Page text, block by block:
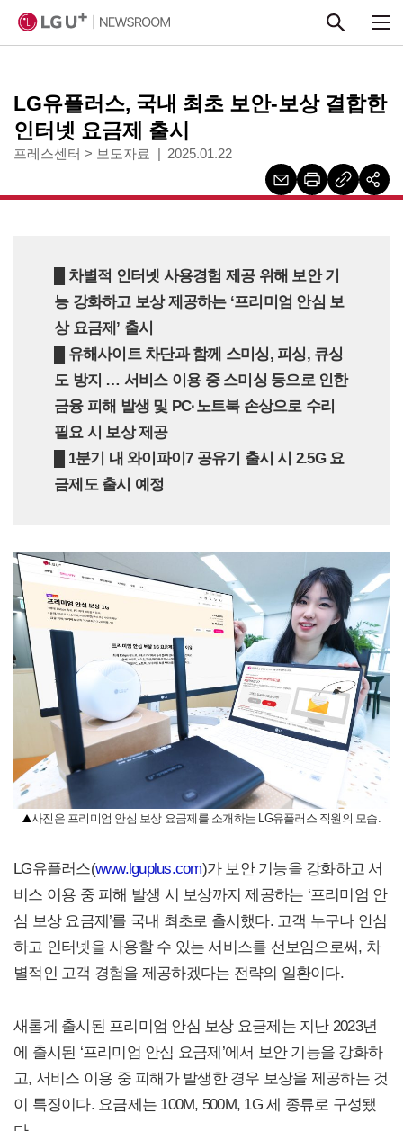
LG유플러스, 국내 최초 보안-보상 결합한
인터넷 요금제 출시
프레스센터 > 보도자료 2025.01.22
█ 차별적 인터넷 사용경험 제공 위해 보안 기
능 강화하고 보상 제공하는 ‘프리미엄 안심 보
상 요금제’ 출시
█ 유해사이트 차단과 함께 스미싱, 피싱, 큐싱
도 방지 … 서비스 이용 중 스미싱 등으로 인한
금융 피해 발생 및 PC·노트북 손상으로 수리
필요 시 보상 제공
█ 1분기 내 와이파이7 공유기 출시 시 2.5G 요
금제도 출시 예정
사진은 프리미엄 안심 보상 요금제를 소개하는 LG유플러스 직원의 모습.
LG유플러스(www.lguplus.com)가 보안 기능을 강화하고 서
비스 이용 중 피해 발생 시 보상까지 제공하는 ‘프리미엄 안
심 보상 요금제’를 국내 최초로 출시했다. 고객 누구나 안심
하고 인터넷을 사용할 수 있는 서비스를 선보임으로써, 차
별적인 고객 경험을 제공하겠다는 전략의 일환이다.
새롭게 출시된 프리미엄 안심 보상 요금제는 지난 2023년
에 출시된 ‘프리미엄 안심 요금제’에서 보안 기능을 강화하
고, 서비스 이용 중 피해가 발생한 경우 보상을 제공하는 것
이 특징이다. 요금제는 100M, 500M, 1G 세 종류로 구성됐